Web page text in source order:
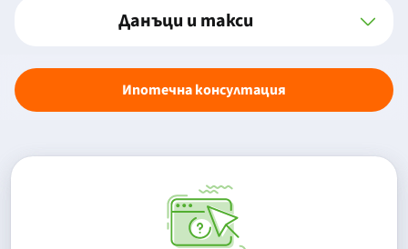
Данъци и такси
Ипотечна консултация